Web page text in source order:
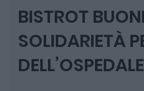
BISTROT
SOLIDARIETÀ